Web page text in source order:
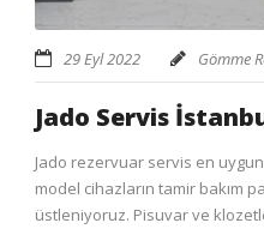
29 Eyl 2022 Gömme
Jado Servis
Jado rezervuar servis en
model cihazların tamir bakım
üstleniyoruz. Pisuvar ve